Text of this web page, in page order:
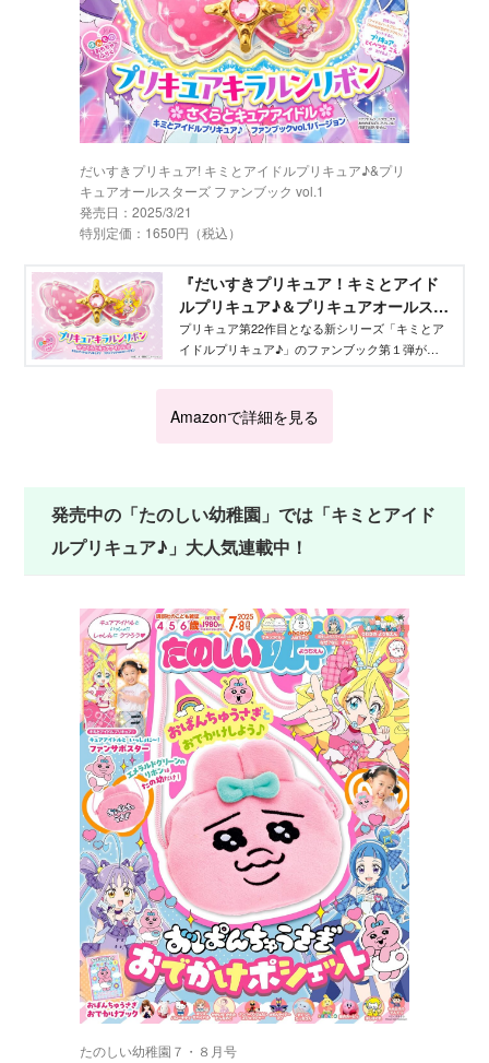
だいすきプリキュア! キミとアイドルプリキュア♪&プリ
キュアオールスターズ ファンブック vol.1
発売日：2025/3/21
特別定価：1650円（税込）
『だいすきプリキュア！キミとアイド
ルプリキュア♪＆プリキュアオールスタ
ーズファンブック vol.１』が３月21
日発売！ 付録は限定「プリキュアキ
プリキュア第22作目となる新シリーズ「キミとア
イドルプリキュア♪」のファンブック第１弾が
Amazonで詳細を見る
発売中の「たのしい幼稚園」では「キミとアイド
ルプリキュア♪」大人気連載中！
たのしい幼稚園７・８月号